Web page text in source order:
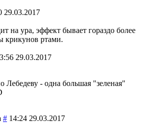
29.03.2017
на ура, эффект бывает гораздо более
крикунов ртами.
29.03.2017
Лебедеву - одна большая "зеленая"
# 14:24 29.03.2017